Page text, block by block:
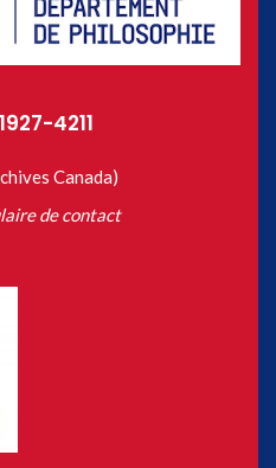
4211
Canada)
de contact